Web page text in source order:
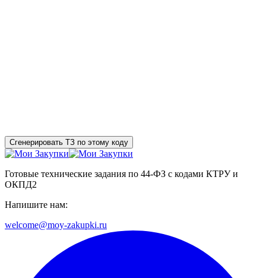
Сгенерировать ТЗ по этому коду
Готовые технические задания по 44-ФЗ с кодами КТРУ и
ОКПД2
Напишите нам:
welcome@moy-zakupki.ru